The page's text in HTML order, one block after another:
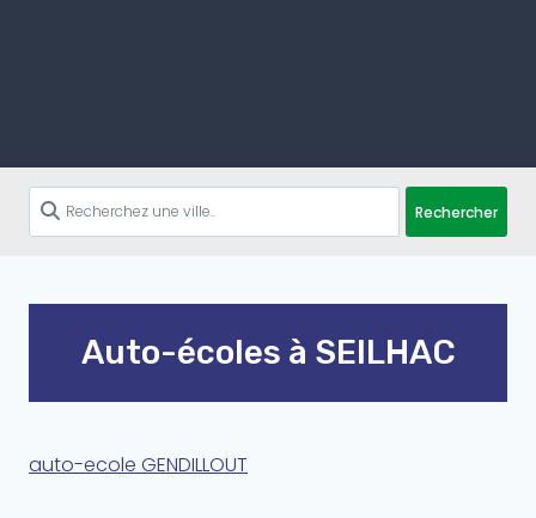
Rechercher
Auto-écoles à SEILHAC
auto-ecole GENDILLOUT